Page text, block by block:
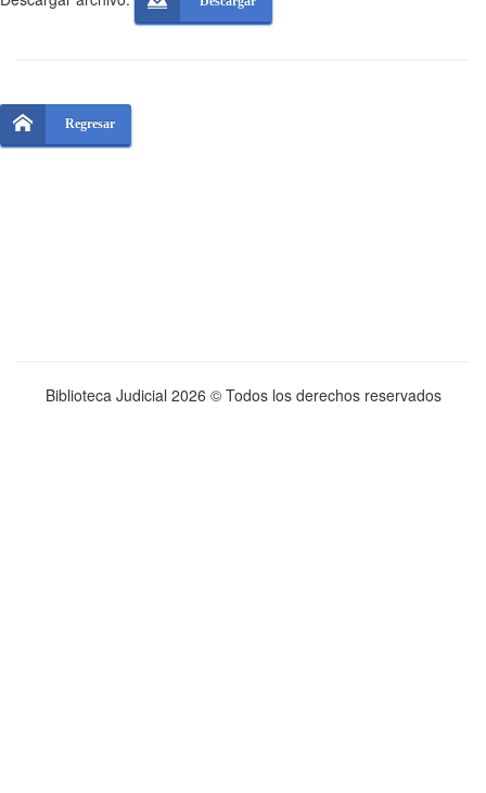
Regresar
Biblioteca Judicial 2026 © Todos los derechos reservados